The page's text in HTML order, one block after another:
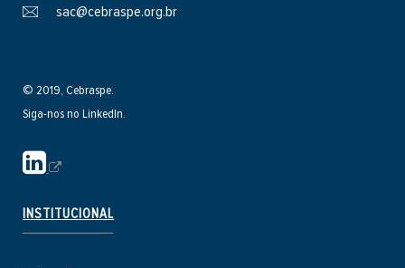
sac@cebraspe.org.br
© 2019, Cebraspe.
Siga-nos no LinkedIn.
S
t
e
INSTITUCIONAL